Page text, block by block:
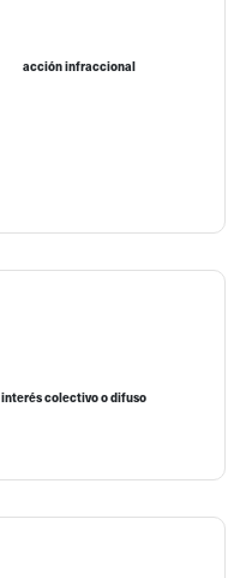
acción infraccional
interés colectivo o difuso